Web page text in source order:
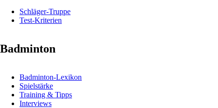
Schläger-Truppe
Test-Kriterien
Badminton
Badminton-Lexikon
Spielstärke
Training & Tipps
Interviews